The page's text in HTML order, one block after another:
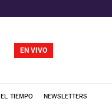
EN VIVO
EL TIEMPO NEWSLETTERS